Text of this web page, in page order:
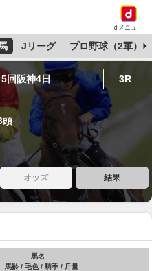
dメニュー
Jリーグ プロ野球（2軍）
回阪神4日 3R
頭
オッズ 結果
馬名
馬齢 / 毛色 / 騎手 / 斤量